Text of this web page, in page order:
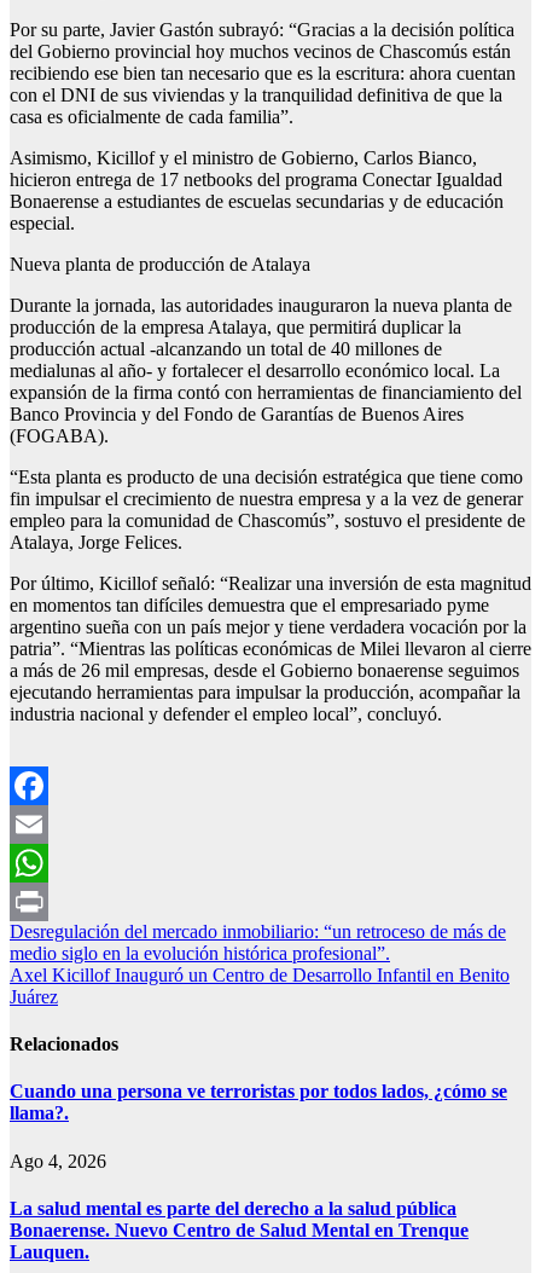
Por su parte, Javier Gastón subrayó: “Gracias a la decisión política
del Gobierno provincial hoy muchos vecinos de Chascomús están
recibiendo ese bien tan necesario que es la escritura: ahora cuentan
con el DNI de sus viviendas y la tranquilidad definitiva de que la
casa es oficialmente de cada familia”.
Asimismo, Kicillof y el ministro de Gobierno, Carlos Bianco,
hicieron entrega de 17 netbooks del programa Conectar Igualdad
Bonaerense a estudiantes de escuelas secundarias y de educación
especial.
Nueva planta de producción de Atalaya
Durante la jornada, las autoridades inauguraron la nueva planta de
producción de la empresa Atalaya, que permitirá duplicar la
producción actual -alcanzando un total de 40 millones de
medialunas al año- y fortalecer el desarrollo económico local. La
expansión de la firma contó con herramientas de financiamiento del
Banco Provincia y del Fondo de Garantías de Buenos Aires
(FOGABA).
“Esta planta es producto de una decisión estratégica que tiene como
fin impulsar el crecimiento de nuestra empresa y a la vez de generar
empleo para la comunidad de Chascomús”, sostuvo el presidente de
Atalaya, Jorge Felices.
Por último, Kicillof señaló: “Realizar una inversión de esta magnitud
en momentos tan difíciles demuestra que el empresariado pyme
argentino sueña con un país mejor y tiene verdadera vocación por la
patria”. “Mientras las políticas económicas de Milei llevaron al cierre
a más de 26 mil empresas, desde el Gobierno bonaerense seguimos
ejecutando herramientas para impulsar la producción, acompañar la
industria nacional y defender el empleo local”, concluyó.
Facebook
Email
WhatsApp
Print
Navegación
de
entradas
Desregulación del mercado inmobiliario: “un retroceso de más de
medio siglo en la evolución histórica profesional”.
Axel Kicillof Inauguró un Centro de Desarrollo Infantil en Benito
Juárez
Relacionados
Cuando una persona ve terroristas por todos lados, ¿cómo se
llama?.
Ago 4, 2026
La salud mental es parte del derecho a la salud pública
Bonaerense. Nuevo Centro de Salud Mental en Trenque
Lauquen.